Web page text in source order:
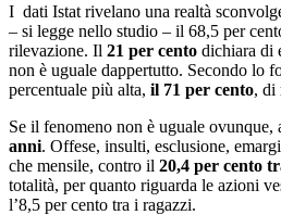
I dati Istat rivelano una realtà
– si legge nello studio – il 68,5 per
rilevazione. Il 21 per cento dichiara di
non è uguale dappertutto. Secondo lo
percentuale più alta, il 71 per cento, di
Se il fenomeno non è uguale
anni. Offese, insulti, esclusione,
che mensile, contro il 20,4 per cento
totalità, per quanto riguarda le azioni
l’8,5 per cento tra i ragazzi.